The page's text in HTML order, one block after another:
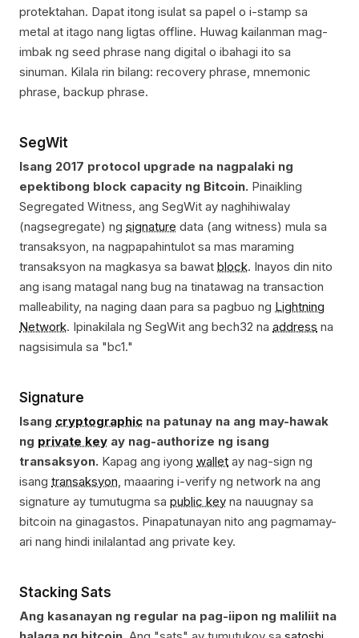
protektahan. Dapat itong isulat sa papel o i-stamp sa
metal at itago nang ligtas offline. Huwag kailanman mag-
imbak ng seed phrase nang digital o ibahagi ito sa
sinuman. Kilala rin bilang: recovery phrase, mnemonic
phrase, backup phrase.
SegWit
Isang 2017 protocol upgrade na nagpalaki ng
epektibong block capacity ng Bitcoin. Pinaikling
Segregated Witness, ang SegWit ay naghihiwalay
(nagsegregate) ng signature data (ang witness) mula sa
transaksyon, na nagpapahintulot sa mas maraming
transaksyon na magkasya sa bawat block. Inayos din nito
ang isang matagal nang bug na tinatawag na transaction
malleability, na naging daan para sa pagbuo ng Lightning
Network. Ipinakilala ng SegWit ang bech32 na address na
nagsisimula sa "bc1."
Signature
Isang cryptographic na patunay na ang may-hawak
ng private key ay nag-authorize ng isang
transaksyon. Kapag ang iyong wallet ay nag-sign ng
isang transaksyon, maaaring i-verify ng network na ang
signature ay tumutugma sa public key na nauugnay sa
bitcoin na ginagastos. Pinapatunayan nito ang pagmamay-
ari nang hindi inilalantad ang private key.
Stacking Sats
Ang kasanayan ng regular na pag-iipon ng maliliit na